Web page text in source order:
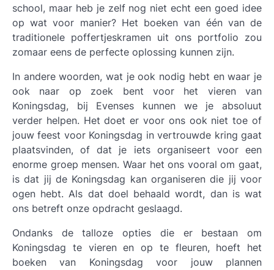
school, maar heb je zelf nog niet echt een goed idee
op wat voor manier? Het boeken van één van de
traditionele poffertjeskramen uit ons portfolio zou
zomaar eens de perfecte oplossing kunnen zijn.
In andere woorden, wat je ook nodig hebt en waar je
ook naar op zoek bent voor het vieren van
Koningsdag, bij Evenses kunnen we je absoluut
verder helpen. Het doet er voor ons ook niet toe of
jouw feest voor Koningsdag in vertrouwde kring gaat
plaatsvinden, of dat je iets organiseert voor een
enorme groep mensen. Waar het ons vooral om gaat,
is dat jij de Koningsdag kan organiseren die jij voor
ogen hebt. Als dat doel behaald wordt, dan is wat
ons betreft onze opdracht geslaagd.
Ondanks de talloze opties die er bestaan om
Koningsdag te vieren en op te fleuren, hoeft het
boeken van Koningsdag voor jouw plannen